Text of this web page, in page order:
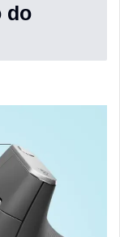
do